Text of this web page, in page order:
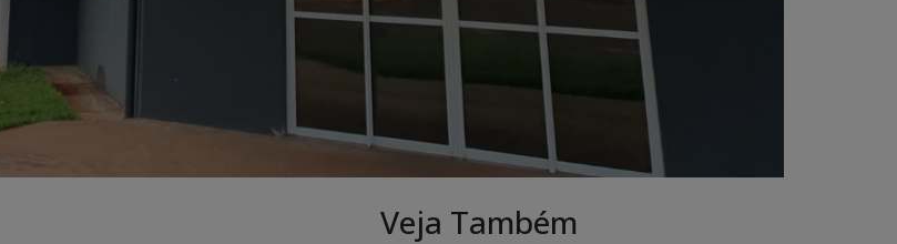
Veja Também